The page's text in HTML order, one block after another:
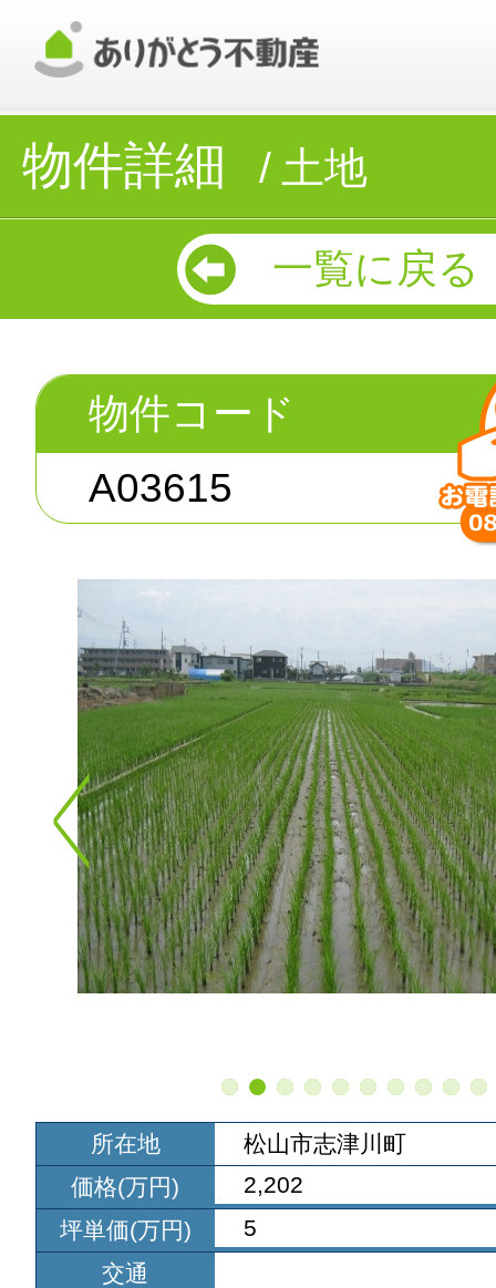
物件詳細 土地
一覧に戻る
物件コード
A03615
所在地
松山市志津川町
価格(万円)
2,202
坪単価(万円)
5
交通